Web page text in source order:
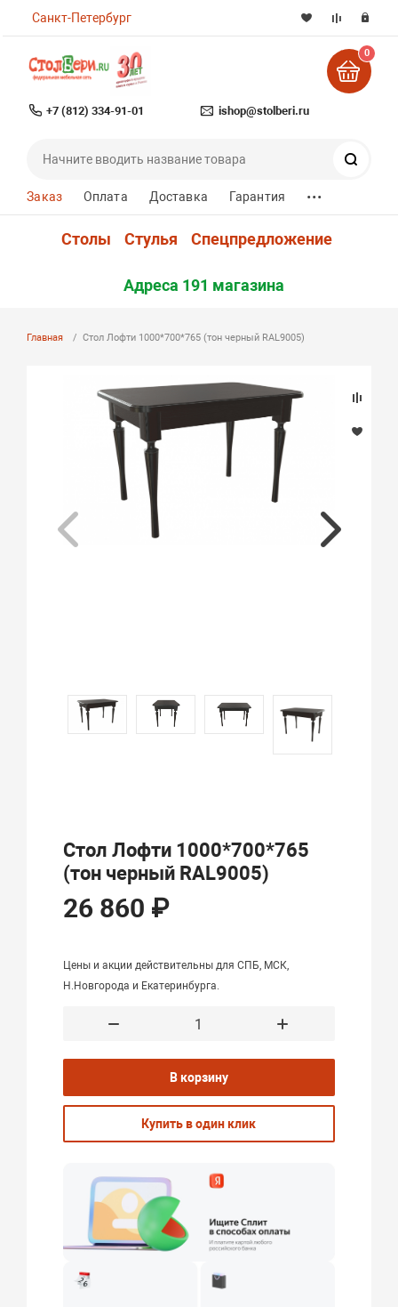
Санкт-Петербург
+7 (812) 334-91-01 ishop@stolberi.ru
0
Заказ Оплата Доставка Гарантия ...
Столы Стулья Спецпредложение
Адреса 191 магазина
Главная Стол Лофти 1000*700*765 (тон черный RAL9005)
Стол Лофти 1000*700*765
(тон черный RAL9005)
26 860 ₽
Цены и акции действительны для СПБ, МСК,
Н.Новгорода и Екатеринбурга.
В корзину
Купить в один клик